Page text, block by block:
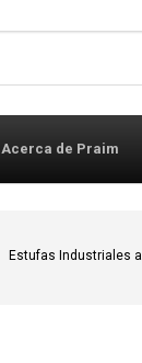
Acerca de Praim
Estufas Industriales